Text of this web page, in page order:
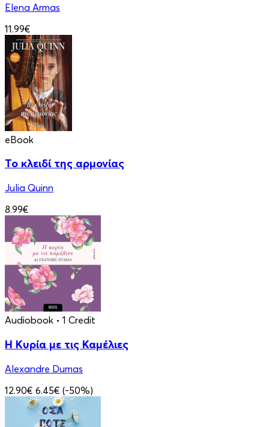
Elena Armas
11.99€
eBook
Το κλειδί της αρμονίας
Julia Quinn
8.99€
Audiobook • 1 Credit
Η Κυρία με τις Καμέλιες
Alexandre Dumas
12.90€ 6.45€ (-50%)